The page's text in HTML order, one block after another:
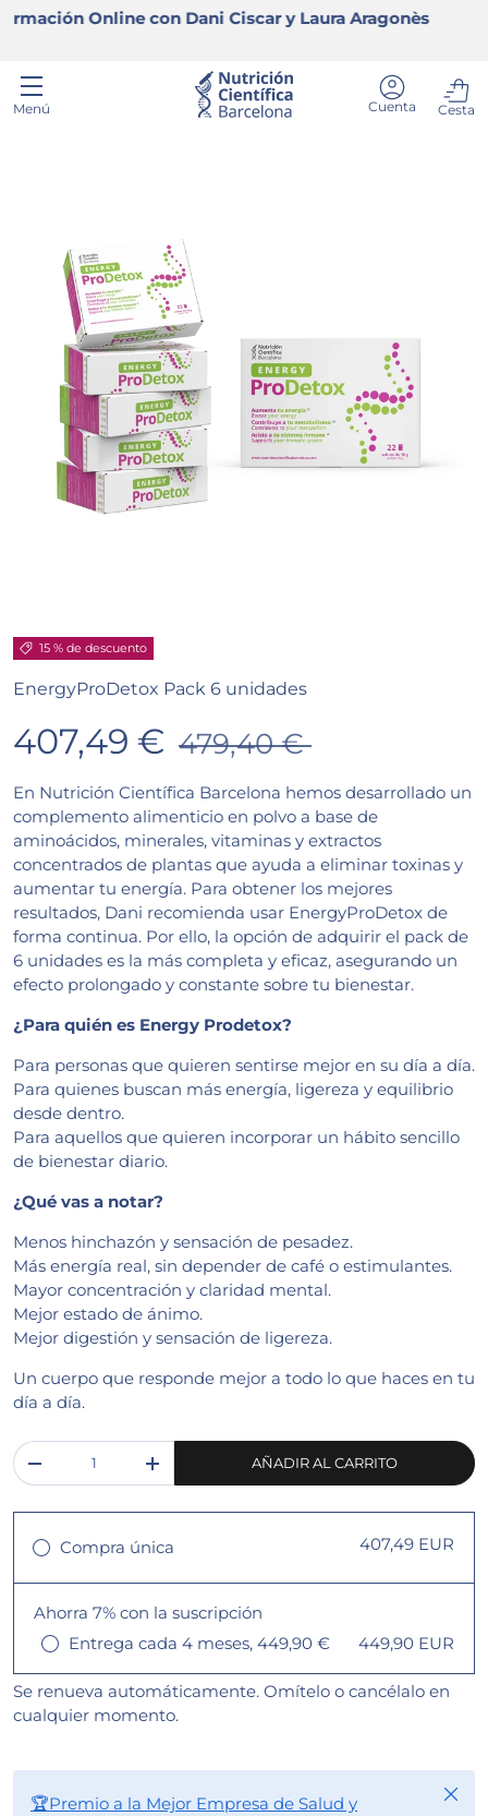
Dani Ciscar y Laura Aragonès
🏆Premio a la
Cuenta Cesta
Menú
Menú
15 % de descuento
EnergyProDetox Pack 6 unidades
407,49 € 479,40 €
En Nutrición Científica Barcelona hemos desarrollado un
complemento alimenticio en polvo a base de
aminoácidos, minerales, vitaminas y extractos
concentrados de plantas que ayuda a eliminar toxinas y
aumentar tu energía. Para obtener los mejores
resultados, Dani recomienda usar EnergyProDetox de
forma continua. Por ello, la opción de adquirir el pack de
6 unidades es la más completa y eficaz, asegurando un
efecto prolongado y constante sobre tu bienestar.
¿Para quién es Energy Prodetox?
Para personas que quieren sentirse mejor en su día a día.
Para quienes buscan más energía, ligereza y equilibrio
desde dentro.
Para aquellos que quieren incorporar un hábito sencillo
de bienestar diario.
¿Qué vas a notar?
Menos hinchazón y sensación de pesadez.
Más energía real, sin depender de café o estimulantes.
Mayor concentración y claridad mental.
Mejor estado de ánimo.
Mejor digestión y sensación de ligereza.
Un cuerpo que responde mejor a todo lo que haces en tu
día a día.
Cant.
+
AÑADIR AL CARRITO
Compra única 407,49 EUR
Ahorra 7% con la suscripción
Entrega cada 4 meses, 449,90 €
449,90 EUR
Se renueva automáticamente. Omítelo o cancélalo en
cualquier momento.
🏆Premio a la Mejor Empresa de Salud y
Cerrar